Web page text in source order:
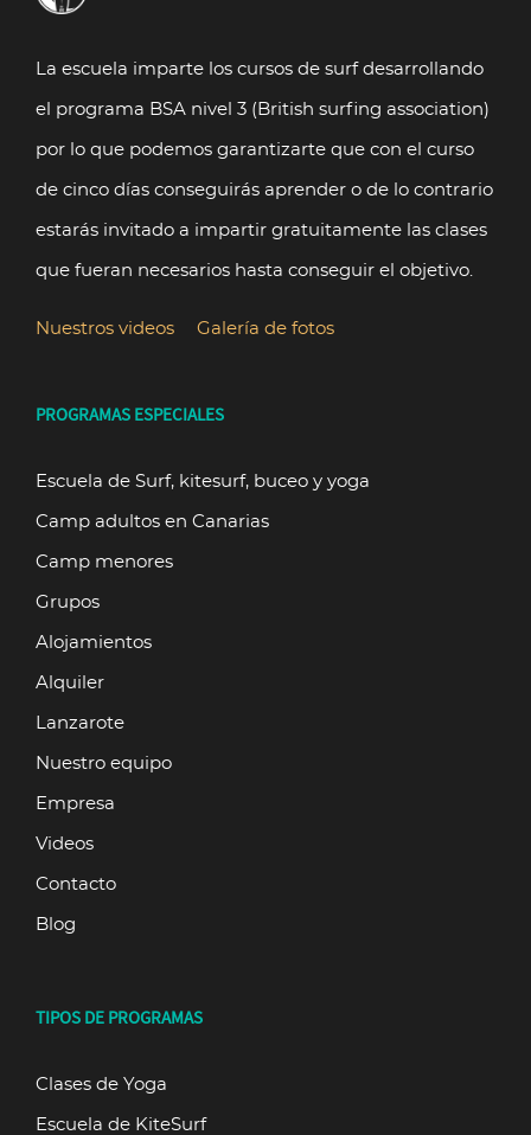
La escuela imparte los cursos de surf desarrollando
el programa BSA nivel 3 (British surfing association)
por lo que podemos garantizarte que con el curso
de cinco días conseguirás aprender o de lo contrario
estarás invitado a impartir gratuitamente las clases
que fueran necesarios hasta conseguir el objetivo.
Nuestros videos Galería de fotos
PROGRAMAS ESPECIALES
Escuela de Surf, kitesurf, buceo y yoga
Camp adultos en Canarias
Camp menores
Grupos
Alojamientos
Alquiler
Lanzarote
Nuestro equipo
Empresa
Videos
Contacto
Blog
TIPOS DE PROGRAMAS
Clases de Yoga
Escuela de KiteSurf